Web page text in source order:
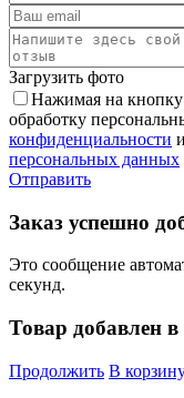
Загрузить фото
Нажимая на
обработку
конфиденциальности и
персональных данных
Отправить
Заказ успешно
Это сообщение
секунд.
Товар добавлен
Продолжить В